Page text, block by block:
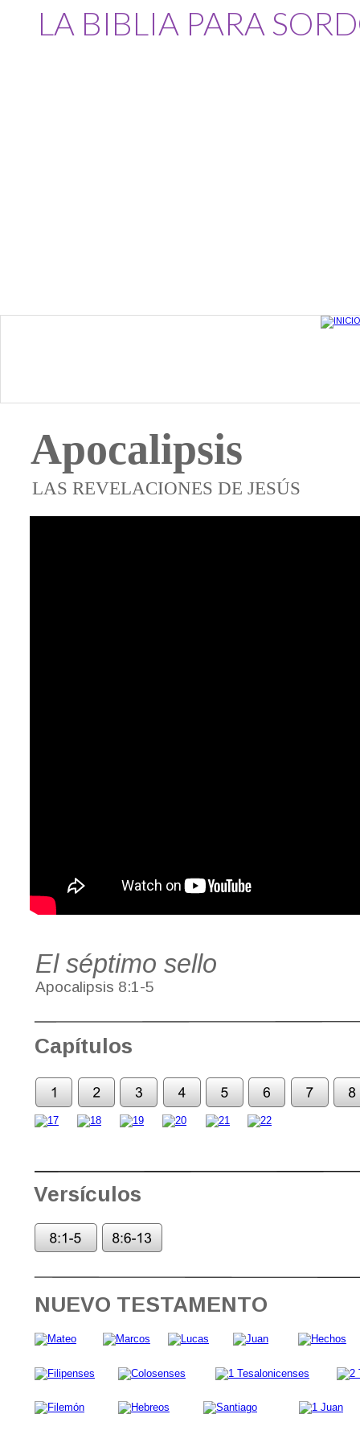
Capítulos
NUEVO TESTAMENTO
El séptimo sello
Apocalipsis 8:1-5
Versículos
LAS REVELACIONES DE JESÚS
Apocalipsis
LA BIBLIA PARA